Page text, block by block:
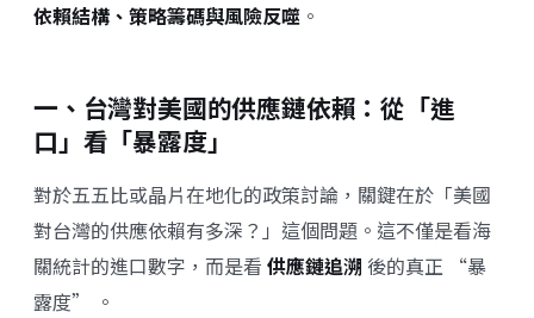
依賴結構、策略籌碼與風險反噬 。
一、台灣對美國的供應鏈依賴：從「進
口」看「暴露度」
對於五五比或晶片在地化的政策討論，關鍵在於「美國
對台灣的供應依賴有多深？」這個問題。這不僅是看海
關統計的進口數字，而是看 供應鏈追溯 後的真正 “暴
露度” 。